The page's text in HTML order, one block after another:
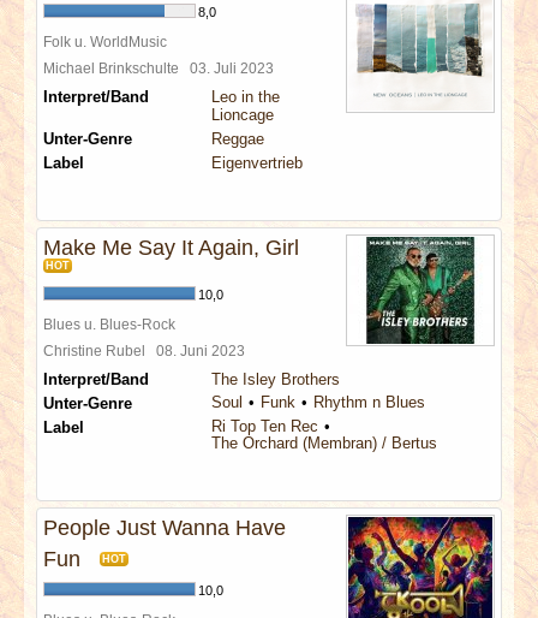
8,0
Folk u. WorldMusic
Michael Brinkschulte 03. Juli 2023
Interpret/Band
Leo in the
Lioncage
Unter-Genre
Reggae
Label
Eigenvertrieb
Make Me Say It Again, Girl
HOT
10,0
Blues u. Blues-Rock
Christine Rubel 08. Juni 2023
Interpret/Band
The Isley Brothers
Unter-Genre
Soul Funk
Rhythm n Blues
Label
Ri Top Ten Rec
The Orchard (Membran) / Bertus
People Just Wanna Have
Fun
HOT
10,0